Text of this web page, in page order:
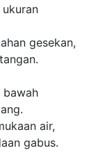
ukuran
gesekan,
bawah
air,
gabus.